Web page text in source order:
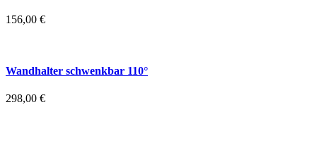
156,00 €
Wandhalter schwenkbar 110°
298,00 €